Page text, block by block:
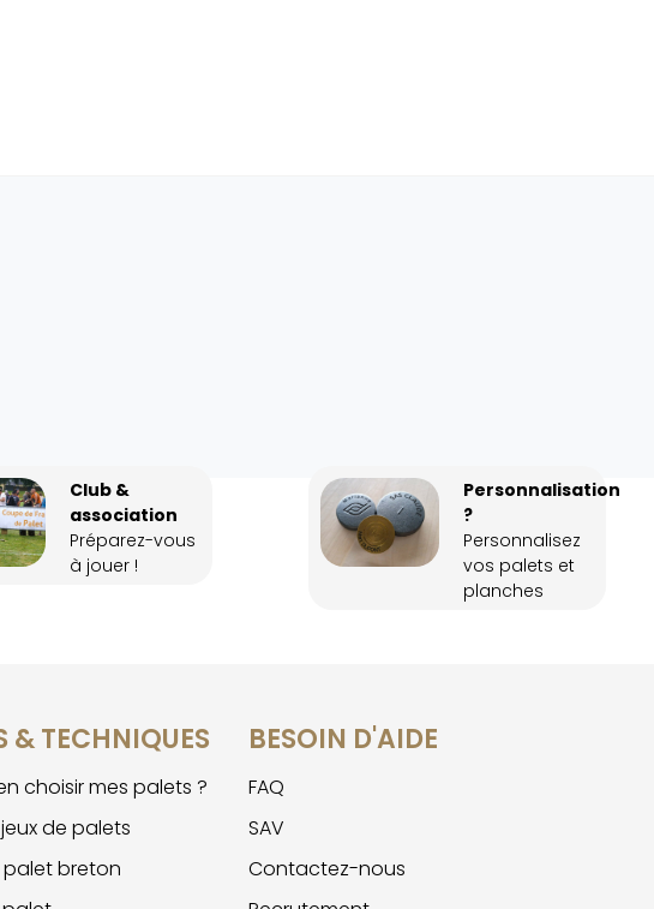
Club &
association
Préparez-vous
à jouer !
Personnalisation
?
Personnalisez
vos palets et
planches
& TECHNIQUES
choisir mes palets ?
jeux de palets
palet breton
BESOIN D'AIDE
FAQ
SAV
Contactez-nous